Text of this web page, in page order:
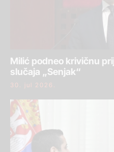
Milić podneo krivičnu
slučaja „Senjak“
30. jul 2026.